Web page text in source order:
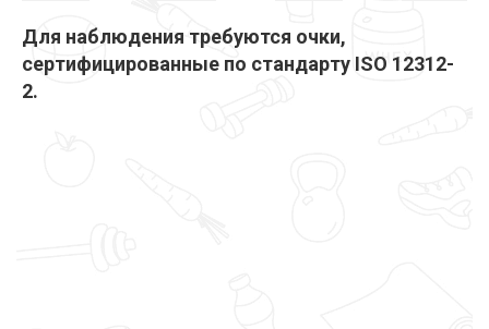
Для наблюдения требуются очки,
сертифицированные по стандарту ISO 12312-
2.